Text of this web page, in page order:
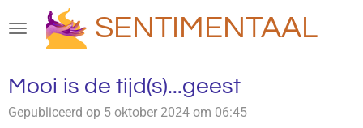
direct
de
hoofdinhoud
SENTIMENTAAL
Mooi is de tijd(s)...geest
Gepubliceerd op 5 oktober 2024 om 06:45